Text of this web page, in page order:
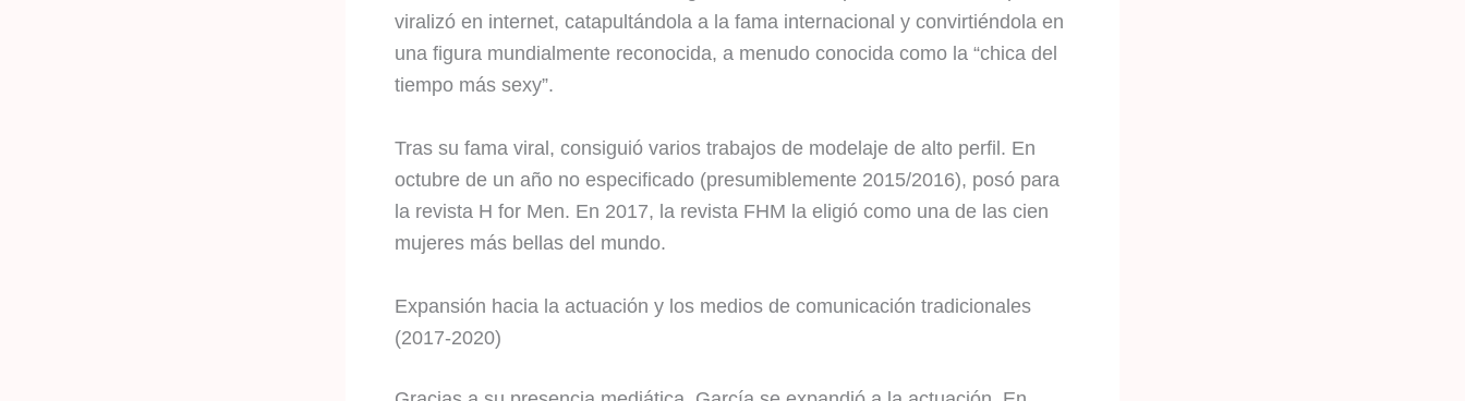
viralizó en internet, catapultándola a la fama internacional y convirtiéndola en
una figura mundialmente reconocida, a menudo conocida como la “chica del
tiempo más sexy”.
Tras su fama viral, consiguió varios trabajos de modelaje de alto perfil. En
octubre de un año no especificado (presumiblemente 2015/2016), posó para
la revista H for Men. En 2017, la revista FHM la eligió como una de las cien
mujeres más bellas del mundo.
Expansión hacia la actuación y los medios de comunicación tradicionales
(2017-2020)